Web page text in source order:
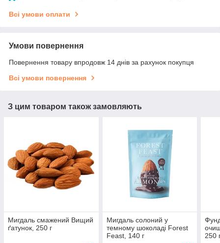
Всі умови оплати
Умови повернення
Повернення товару впродовж 14 днів за рахунок покупця
Всі умови повернення
З цим товаром також замовляють
Мигдаль смажений Вищий
ґатунок, 250 г
Мигдаль солоний у
темному шоколаді Forest
Feast, 140 г
250